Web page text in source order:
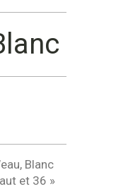
Blanc
et 36 »